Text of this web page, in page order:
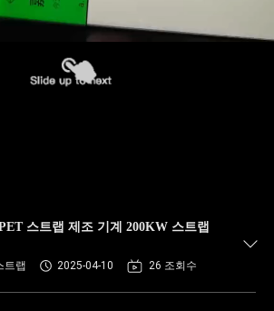
스트랩 제조 기계 200KW 스트랩
트랩 2025-04-10 26 조회수